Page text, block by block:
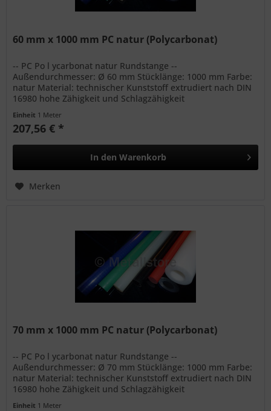
60 mm x 1000 mm PC natur (Polycarbonat)
-- PC Po l ycarbonat natur Rundstange --
Außendurchmesser: Ø 60 mm Stücklänge: 1000 mm Farbe:
natur Material: technischer Kunststoff extrudiert nach DIN
16980 hohe Zähigkeit und Schlagzähigkeit
Einheit 1 Meter
207,56 € *
In den Warenkorb
Merken
70 mm x 1000 mm PC natur (Polycarbonat)
-- PC Po l ycarbonat natur Rundstange --
Außendurchmesser: Ø 70 mm Stücklänge: 1000 mm Farbe:
natur Material: technischer Kunststoff extrudiert nach DIN
16980 hohe Zähigkeit und Schlagzähigkeit
Witterungsbeständig bedingte...
Einheit 1 Meter